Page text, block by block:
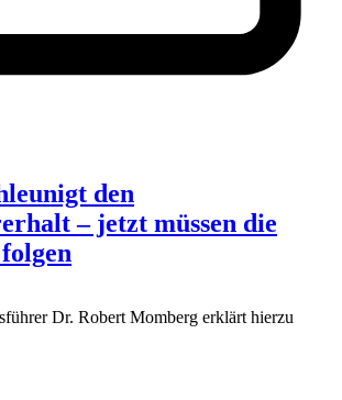
den
– jetzt müssen die
Dr. Robert Momberg erklärt hierzu